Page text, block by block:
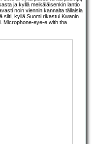
ja kyllä meikäläisenkin lantio
noin viennin kannalta tällaisia
silti, kyllä Suomi rikastui Kwanin
Microphone-eye-e with tha